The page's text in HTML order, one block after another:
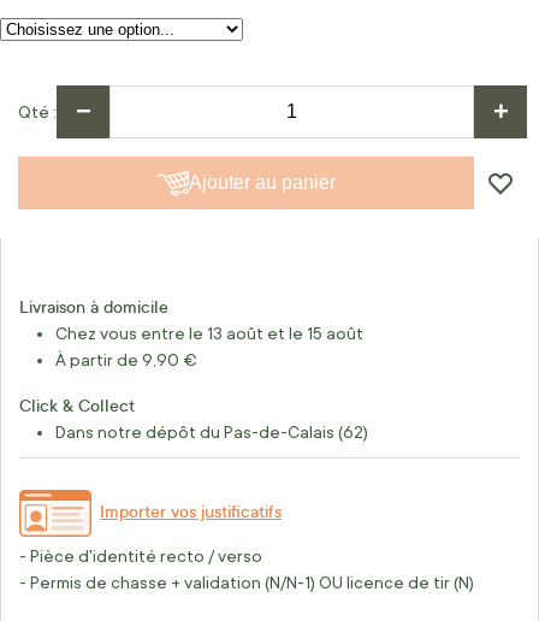
Qté − +
Ajouter au panier
Livraison à domicile
Chez vous entre le 13 août et le 15 août
À partir de 9,90 €
Click & Collect
Dans notre dépôt du Pas-de-Calais (62)
Importer vos justificatifs
- Pièce d'identité recto / verso
- Permis de chasse + validation (N/N-1) OU licence de tir (N)